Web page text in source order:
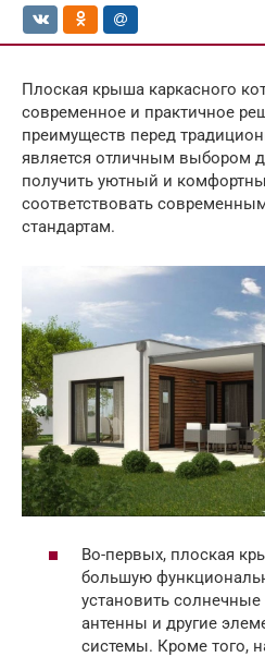
Плоская крыша каркасного
современное и практичное
преимуществ перед
является отличным выбором
получить уютный и
соответствовать
стандартам.
Во-первых, плоская
большую
установить
антенны и другие
системы. Кроме того,